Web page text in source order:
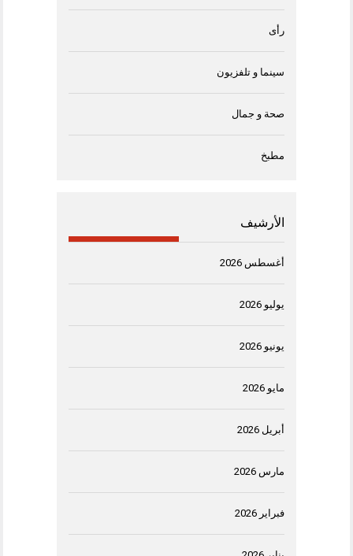
رأى
سينما و تلفزيون
صحة و جمال
مطبخ
الأرشيف
أغسطس 2026
يوليو 2026
يونيو 2026
مايو 2026
أبريل 2026
مارس 2026
فبراير 2026